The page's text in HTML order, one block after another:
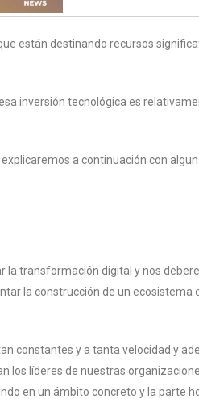
están destinando recursos
inversión tecnológica es
a continuación con
la transformación digital y nos
la construcción de un ecosistema
constantes y a tanta velocidad y
los líderes de nuestras
en un ámbito concreto y la parte